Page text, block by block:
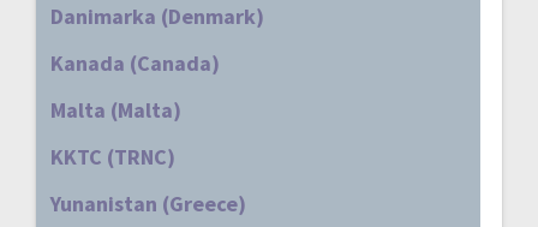
Danimarka (Denmark)
Kanada (Canada)
Malta (Malta)
KKTC (TRNC)
Yunanistan (Greece)